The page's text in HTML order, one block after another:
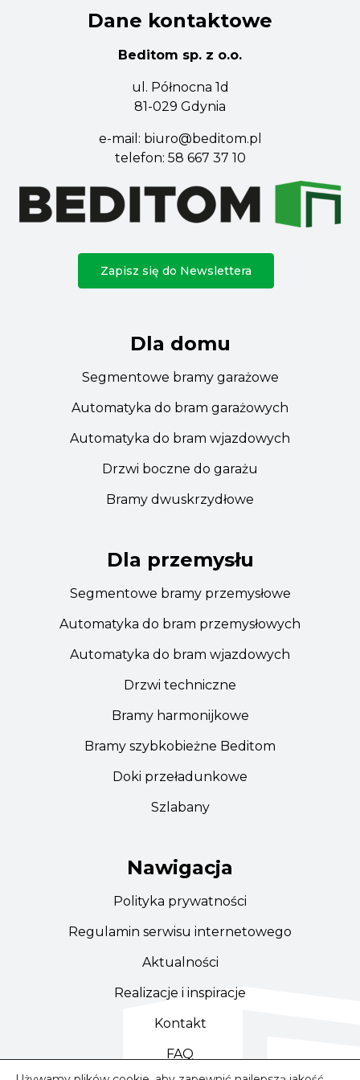
Dane kontaktowe
Beditom sp. z o.o.
ul. Północna 1d
81-029 Gdynia
e-mail: biuro@beditom.pl
telefon: 58 667 37 10
Zapisz się do Newslettera
Dla domu
Segmentowe bramy garażowe
Automatyka do bram garażowych
Automatyka do bram wjazdowych
Drzwi boczne do garażu
Bramy dwuskrzydłowe
Dla przemysłu
Segmentowe bramy przemysłowe
Automatyka do bram przemysłowych
Automatyka do bram wjazdowych
Drzwi techniczne
Bramy harmonijkowe
Bramy szybkobieżne Beditom
Doki przeładunkowe
Szlabany
Nawigacja
Polityka prywatności
Regulamin serwisu internetowego
Aktualności
Realizacje i inspiracje
Kontakt
FAQ